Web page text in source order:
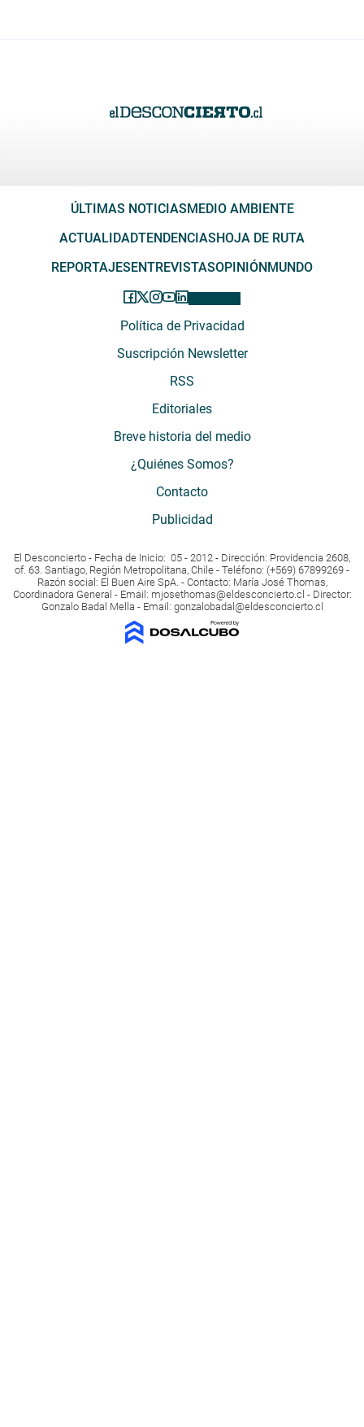
ÚLTIMAS NOTICIAS MEDIO AMBIENTE
ACTUALIDADTENDENCIAS HOJA DE RUTA
REPORTAJES ENTREVISTASOPINIÓN MUNDO
Política de Privacidad
Suscripción Newsletter
RSS
Editoriales
Breve historia del medio
¿Quiénes Somos?
Contacto
Publicidad
El Desconcierto - Fecha de Inicio: 05 - 2012 - Dirección: Providencia 2608,
of. 63. Santiago, Región Metropolitana, Chile - Teléfono: (+569) 67899269 -
Razón social: El Buen Aire SpA. - Contacto: María José Thomas,
Coordinadora General - Email: mjosethomas@eldesconcierto.cl - Director:
Gonzalo Badal Mella - Email: gonzalobadal@eldesconcierto.cl